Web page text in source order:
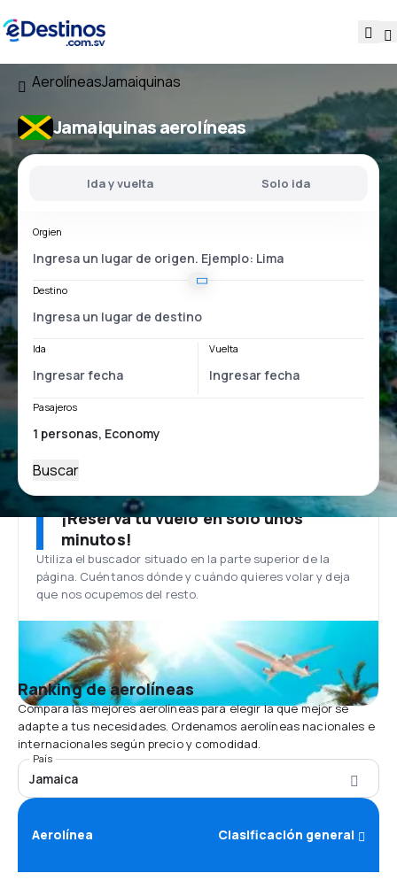
AerolíneasJamaiquinas
Jamaiquinas aerolíneas
Ida y vuelta Solo ida
Orgien
Destino
Ida Vuelta
Pasajeros
Buscar
¡Reserva tu vuelo en solo unos
minutos!
Utiliza el buscador situado en la parte superior de la
página. Cuéntanos dónde y cuándo quieres volar y deja
que nos ocupemos del resto.
Ranking de aerolíneas
Compara las mejores aerolíneas para elegir la que mejor se
adapte a tus necesidades. Ordenamos aerolíneas nacionales e
internacionales según precio y comodidad.
País
Jamaica
Aerolínea Clasificación general